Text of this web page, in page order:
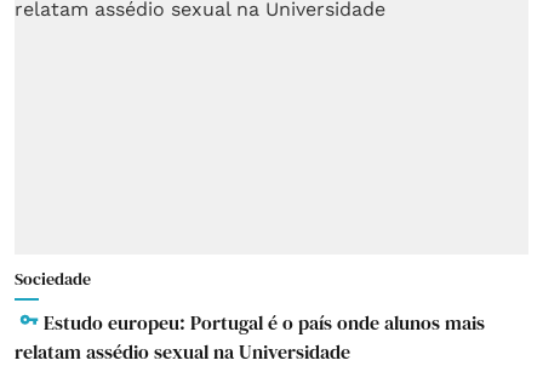
Sociedade
Estudo europeu: Portugal é o país onde alunos mais
relatam assédio sexual na Universidade